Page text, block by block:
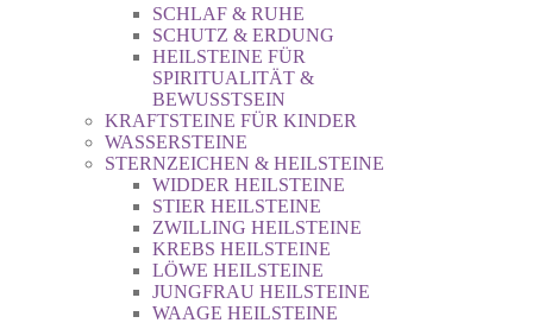
SCHLAF & RUHE
SCHUTZ & ERDUNG
HEILSTEINE FÜR
SPIRITUALITÄT &
BEWUSSTSEIN
KRAFTSTEINE FÜR KINDER
WASSERSTEINE
STERNZEICHEN & HEILSTEINE
WIDDER HEILSTEINE
STIER HEILSTEINE
ZWILLING HEILSTEINE
KREBS HEILSTEINE
LÖWE HEILSTEINE
JUNGFRAU HEILSTEINE
WAAGE HEILSTEINE